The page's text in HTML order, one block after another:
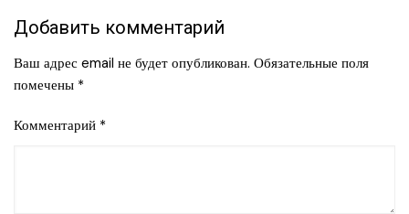
Добавить комментарий
Ваш адрес email не будет опубликован. Обязательные поля
помечены *
Комментарий *